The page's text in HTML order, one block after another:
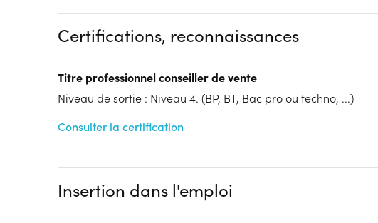
Cycle de l'alternance
Année 1 : Contrat d’apprentissage
Lieu de formation
Accueil sur le lieu de formation
Certifications, reconnaissances
Titre professionnel conseiller de vente
Niveau de sortie : Niveau 4. (BP, BT, Bac pro ou techno, ...)
Consulter la certification
Insertion dans l'emploi